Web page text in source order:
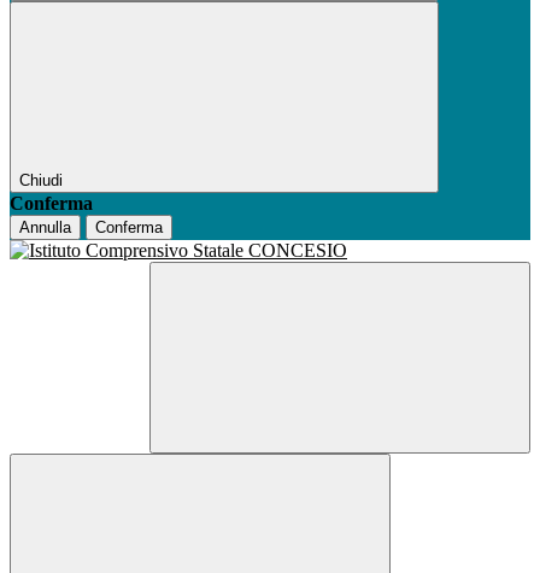
Chiudi
Conferma
Annulla Conferma